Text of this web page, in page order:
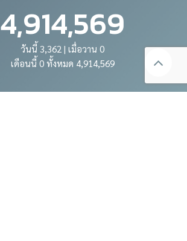
4,914,569
วันนี้ 3,362 | เมื่อวาน 0
เดือนนี้ 0 ทั้งหมด 4,914,569